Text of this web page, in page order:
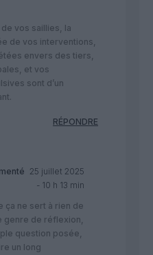
vos saillies, la
de vos interventions,
envers des tiers,
et vos
sont d’un
RÉPONDRE
25 juillet 2025
- 10 h 13 min
ça ne sert à rien de
genre de réflexion,
question posée,
un long